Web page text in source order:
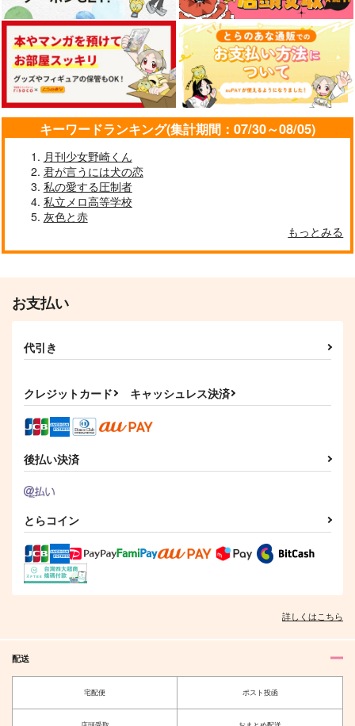
キーワードランキング(集計期間：07/30～08/05)
月刊少女野崎くん
君が言うには犬の恋
私の愛する圧制者
私立メロ高等学校
灰色と赤
もっとみる
お支払い
代引き
クレジットカード キャッシュレス決済
後払い決済
とらコイン
詳しくはこちら
配送
宅配便 ポスト投函